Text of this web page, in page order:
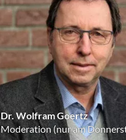
Dr. Wolfram Goertz
Moderation (nur am